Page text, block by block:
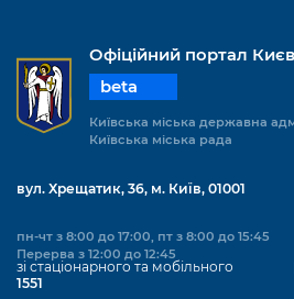
Офіційний портал
beta
Київська міська державна
Київська міська рада
вул. Хрещатик, 36, м. Київ, 01001
пн-чт з 8:00 до 17:00, пт з 8:00 до 15:45
Перерва з 12:00 до 12:45
зі стаціонарного та мобільного
1551